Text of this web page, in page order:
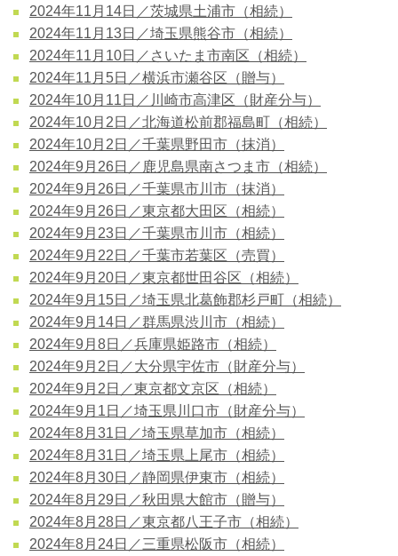
2024年11月14日／茨城県土浦市（相続）
2024年11月13日／埼玉県熊谷市（相続）
2024年11月10日／さいたま市南区（相続）
2024年11月5日／横浜市瀬谷区（贈与）
2024年10月11日／川崎市高津区（財産分与）
2024年10月2日／北海道松前郡福島町（相続）
2024年10月2日／千葉県野田市（抹消）
2024年9月26日／鹿児島県南さつま市（相続）
2024年9月26日／千葉県市川市（抹消）
2024年9月26日／東京都大田区（相続）
2024年9月23日／千葉県市川市（相続）
2024年9月22日／千葉市若葉区（売買）
2024年9月20日／東京都世田谷区（相続）
2024年9月15日／埼玉県北葛飾郡杉戸町（相続）
2024年9月14日／群馬県渋川市（相続）
2024年9月8日／兵庫県姫路市（相続）
2024年9月2日／大分県宇佐市（財産分与）
2024年9月2日／東京都文京区（相続）
2024年9月1日／埼玉県川口市（財産分与）
2024年8月31日／埼玉県草加市（相続）
2024年8月31日／埼玉県上尾市（相続）
2024年8月30日／静岡県伊東市（相続）
2024年8月29日／秋田県大館市（贈与）
2024年8月28日／東京都八王子市（相続）
2024年8月24日／三重県松阪市（相続）